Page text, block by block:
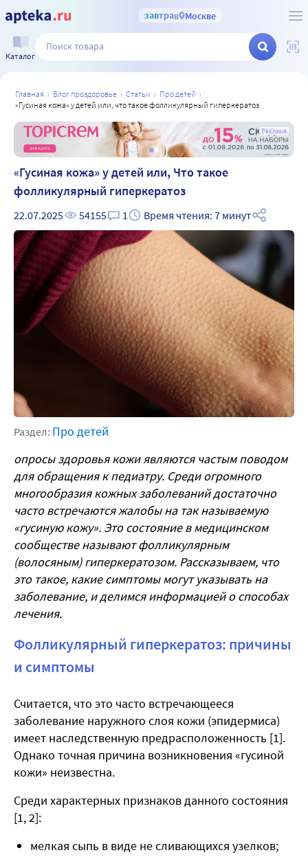
завтрав Москве
Каталог
главная блог проздоровье статьи
про детей
«гусиная кожа» у детей или, что такое фолликулярный гиперкератоз
Реклама
«Гусиная кожа» у детей или, Что такое
фолликулярный гиперкератоз
22.07.2025 54155 1 Время чтения: 7 минут
Раздел: Про детей
опросы здоровья кожи являются частым поводом
для обращения к педиатру. Среди огромного
многообразия кожных заболеваний достаточно
часто встречаются жалобы на так называемую
«гусиную кожу». Это состояние в медицинском
сообществе называют фолликулярным
(волосяным) гиперкератозом. Рассказываем, что
это такое, какие симптомы могут указывать на
заболевание, и делимся информацией о способах
лечения.
Фолликулярный гиперкератоз: причины
и симптомы
Считается, что это часто встречающееся
заболевание наружного слоя кожи (эпидермиса)
имеет наследственную предрасположенность [1].
Однако точная причина возникновения «гусиной
кожи» неизвестна.
Среди характерных признаков данного состояния
[1, 2]:
мелкая сыпь в виде не сливающихся узелков;